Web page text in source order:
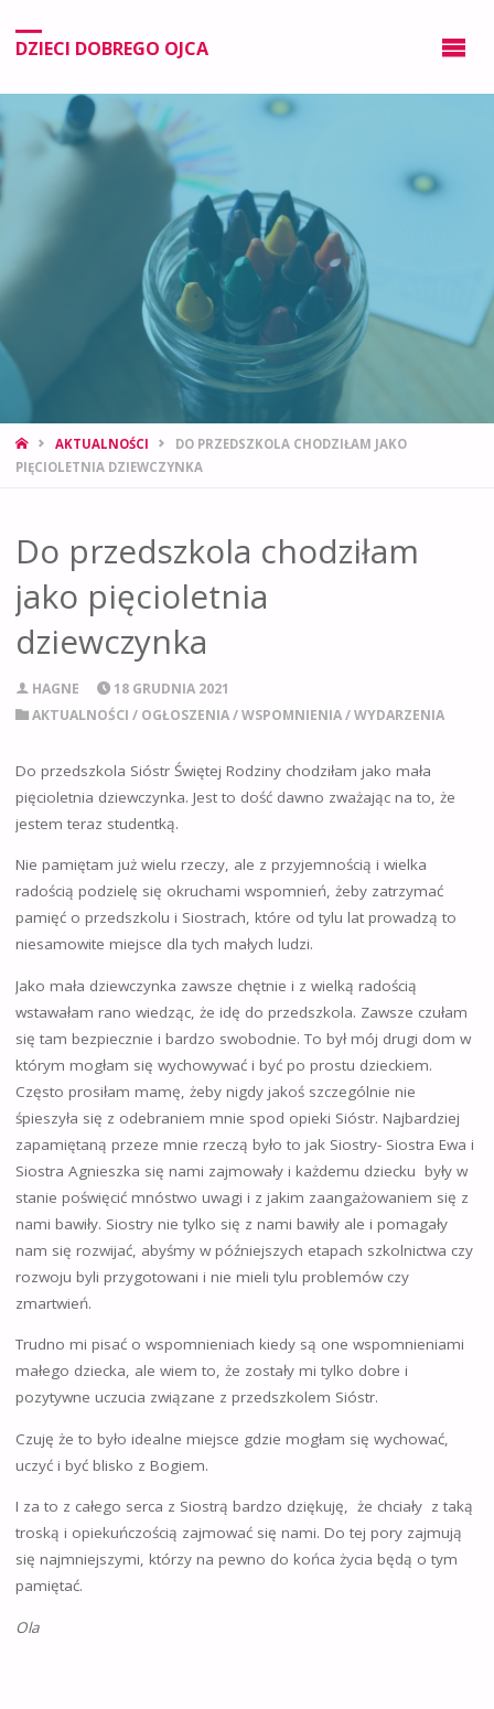
DZIECI DOBREGO OJCA
AKTUALNOŚCI
DO PRZEDSZKOLA CHODZIŁAM JAKO
PIĘCIOLETNIA DZIEWCZYNKA
Do przedszkola chodziłam
jako pięcioletnia
dziewczynka
HAGNE
18 GRUDNIA 2021
AKTUALNOŚCI / OGŁOSZENIA/WSPOMNIENIA/WYDARZENIA
Do przedszkola Sióstr Świętej Rodziny chodziłam jako mała
pięcioletnia dziewczynka. Jest to dość dawno zważając na to, że
jestem teraz studentką.
Nie pamiętam już wielu rzeczy, ale z przyjemnością i wielka
radością podzielę się okruchami wspomnień, żeby zatrzymać
pamięć o przedszkolu i Siostrach, które od tylu lat prowadzą to
niesamowite miejsce dla tych małych ludzi.
Jako mała dziewczynka zawsze chętnie i z wielką radością
wstawałam rano wiedząc, że idę do przedszkola. Zawsze czułam
się tam bezpiecznie i bardzo swobodnie. To był mój drugi dom w
którym mogłam się wychowywać i być po prostu dzieckiem.
Często prosiłam mamę, żeby nigdy jakoś szczególnie nie
śpieszyła się z odebraniem mnie spod opieki Sióstr. Najbardziej
zapamiętaną przeze mnie rzeczą było to jak Siostry- Siostra Ewa i
Siostra Agnieszka się nami zajmowały i każdemu dziecku były w
stanie poświęcić mnóstwo uwagi i z jakim zaangażowaniem się z
nami bawiły. Siostry nie tylko się z nami bawiły ale i pomagały
nam się rozwijać, abyśmy w późniejszych etapach szkolnictwa czy
rozwoju byli przygotowani i nie mieli tylu problemów czy
zmartwień.
Trudno mi pisać o wspomnieniach kiedy są one wspomnieniami
małego dziecka, ale wiem to, że zostały mi tylko dobre i
pozytywne uczucia związane z przedszkolem Sióstr.
Czuję że to było idealne miejsce gdzie mogłam się wychować,
uczyć i być blisko z Bogiem.
I za to z całego serca z Siostrą bardzo dziękuję, że chciały z taką
troską i opiekuńczością zajmować się nami. Do tej pory zajmują
się najmniejszymi, którzy na pewno do końca życia będą o tym
pamiętać.
Ola